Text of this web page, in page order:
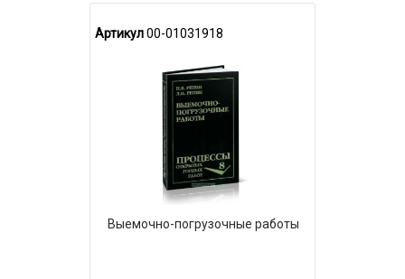
Артикул00-01031918
Выемочно-погрузочные работы